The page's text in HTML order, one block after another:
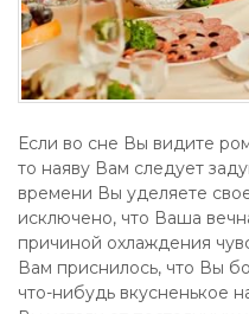
Если во сне Вы видите
то наяву Вам следует
времени Вы уделяете
исключено, что Ваша
причиной охлаждения
Вам приснилось, что Вы
что-нибудь вкусненькое